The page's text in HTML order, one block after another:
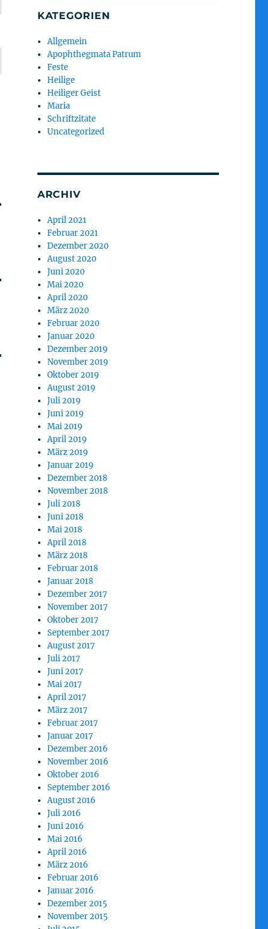
KATEGORIEN
Allgemein
Apophthegmata Patrum
Feste
Heilige
Heiliger Geist
Maria
Schriftzitate
Uncategorized
ARCHIV
April 2021
Februar 2021
Dezember 2020
August 2020
Juni 2020
Mai 2020
April 2020
März 2020
Februar 2020
Januar 2020
Dezember 2019
November 2019
Oktober 2019
August 2019
Juli 2019
Juni 2019
Mai 2019
April 2019
März 2019
Januar 2019
Dezember 2018
November 2018
Juli 2018
Juni 2018
Mai 2018
April 2018
März 2018
Februar 2018
Januar 2018
Dezember 2017
November 2017
Oktober 2017
September 2017
August 2017
Juli 2017
Juni 2017
Mai 2017
April 2017
März 2017
Februar 2017
Januar 2017
Dezember 2016
November 2016
Oktober 2016
September 2016
August 2016
Juli 2016
Juni 2016
Mai 2016
April 2016
März 2016
Februar 2016
Januar 2016
Dezember 2015
November 2015